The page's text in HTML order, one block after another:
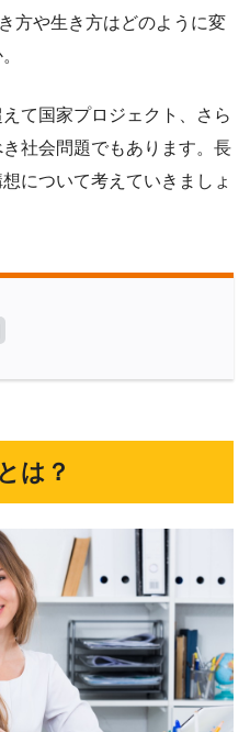
方や生き方はどのように変
て国家プロジェクト、さら
社会問題でもあります。長
について考えていきましょ
は？